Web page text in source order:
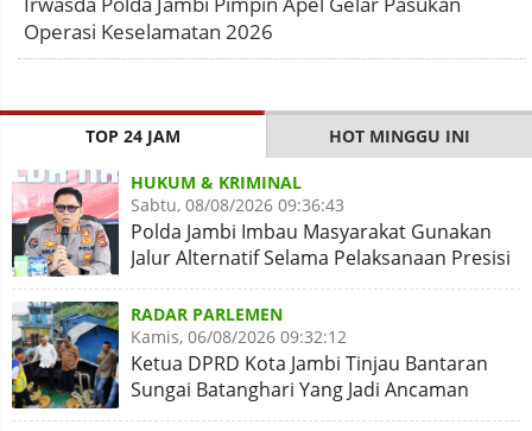
Operasi Keselamatan 2026
TOP 24 JAM HOT MINGGU INI
HUKUM & KRIMINAL
Sabtu, 08/08/2026 09:36:43
Polda Jambi Imbau Masyarakat Gunakan
Jalur Alternatif Selama Pelaksanaan Presisi
Merdeka Run 2026
RADAR PARLEMEN
Kamis, 06/08/2026 09:32:12
Ketua DPRD Kota Jambi Tinjau Bantaran
Sungai Batanghari Yang Jadi Ancaman
Abrasi